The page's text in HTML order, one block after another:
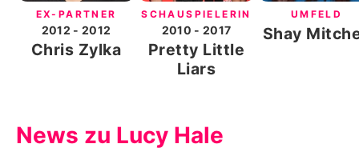
EX-PARTNER
2012 - 2012
Chris Zylka
SCHAUSPIELERIN
2010 - 2017
Pretty Little
Liars
UMFELD
Shay
News zu Lucy Hale